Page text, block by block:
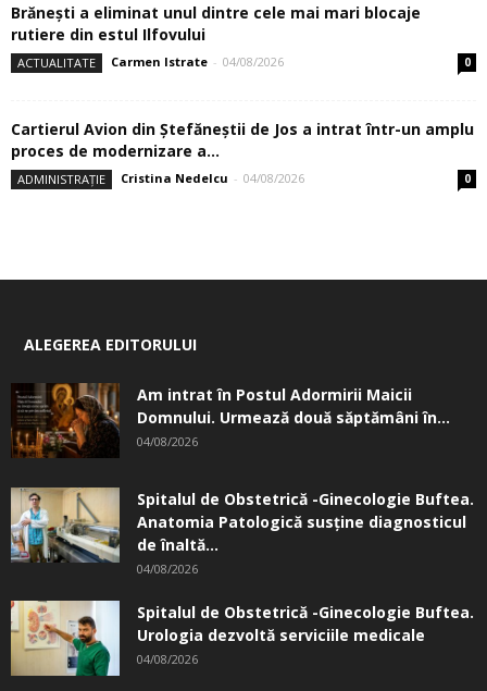
Brănești a eliminat unul dintre cele mai mari blocaje
rutiere din estul Ilfovului
ACTUALITATE Carmen Istrate - 04/08/2026 0
Cartierul Avion din Ştefăneştii de Jos a intrat într-un amplu
proces de modernizare a...
ADMINISTRAȚIE Cristina Nedelcu - 04/08/2026 0
ALEGEREA EDITORULUI
Am intrat în Postul Adormirii Maicii
Domnului. Urmează două săptămâni în...
04/08/2026
Spitalul de Obstetrică -Ginecologie Buftea.
Anatomia Patologică susţine diagnosticul
de înaltă...
04/08/2026
Spitalul de Obstetrică -Ginecologie Buftea.
Urologia dezvoltă serviciile medicale
04/08/2026